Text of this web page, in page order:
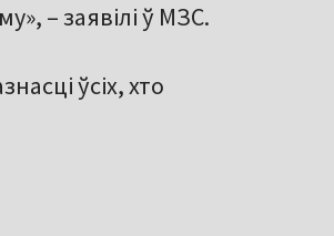
– заявілі ў МЗС.
ўсіх, хто